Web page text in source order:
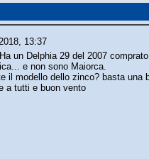
13:37
un Delphia 29 del 2007
e non sono Maiorca.
il modello dello zinco? basta una
a tutti e buon vento